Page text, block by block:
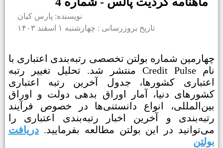
نویسنده: پارس کیان
تاریخ بروزرسانی : چهارشنبه ۱ اسفند ۱۴۰۳
چهارمین شماره بولتن تخصصی رتبه‌بندی اعتباری با
نام Credit Pulse منتشر شد. تحلیل تغییر رتبه
اعتباری کشورها، جدول آخرین رتبه اعتباری
کشورهای دنیا، آمار اوراق بدهی دولت و اوراق
بین‌المللی، انواع دانستنی‌ها در خصوص فرآیند
رتبه‌بندی و آخرین اخبار رتبه‌بندی اعتباری را
می‌توانید در این بولتن مطالعه بفرمایید. دریافت
بولتن